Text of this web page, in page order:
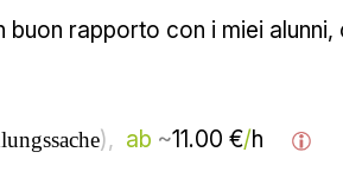
), ab ~11.00 €/h